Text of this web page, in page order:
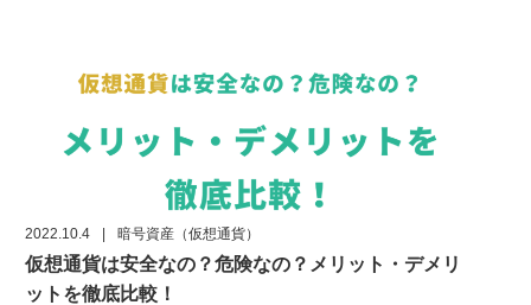
2022.10.4 暗号資産（仮想通貨）
仮想通貨は安全なの？危険なの？メリット・デメリ
ットを徹底比較！